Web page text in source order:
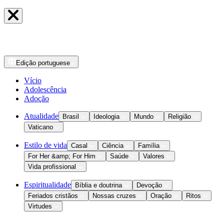
Edição portuguese
Vício
Adolescência
Adoção
Atualidade Brasil Ideologia Mundo
Religião
Vaticano
Estilo de vida Casal Ciência
Família
For Her &amp; For Him
Saúde
Valores
Vida profissional
Espiritualidade Bíblia e doutrina
Devoção
Feriados cristãos
Nossas cruzes Oração
Ritos
Virtudes